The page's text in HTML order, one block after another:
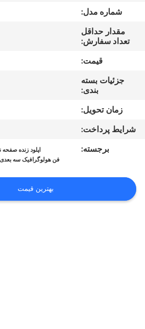
کارخانه
کیفیت
تماس
اخبار
شماره مدل:
مقدار حداقل
تعداد سفارش:
قیمت:
جزئیات بسته
بندی:
زمان تحویل:
شرایط پرداخت:
برجسته:
اپلود زنده
فن هولوگرافیک سه بعدی
بهترین قیمت